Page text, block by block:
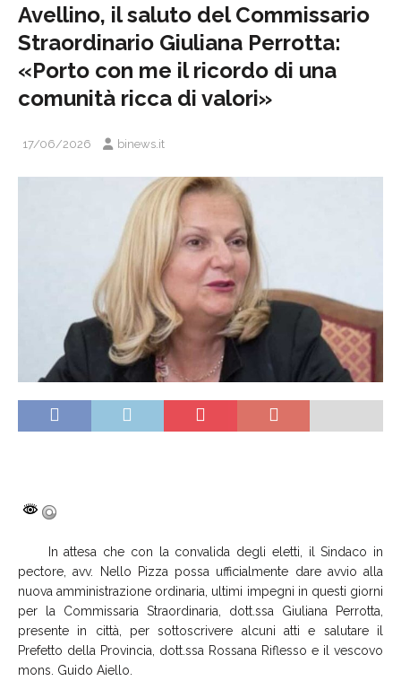
Avellino, il saluto del Commissario
Straordinario Giuliana Perrotta:
«Porto con me il ricordo di una
comunità ricca di valori»
17/06/2026 binews.it
In attesa che con la convalida degli eletti, il Sindaco in
pectore, avv. Nello Pizza possa ufficialmente dare avvio alla
nuova amministrazione ordinaria, ultimi impegni in questi giorni
per la Commissaria Straordinaria, dott.ssa Giuliana Perrotta,
presente in città, per sottoscrivere alcuni atti e salutare il
Prefetto della Provincia, dott.ssa Rossana Riflesso e il vescovo
mons. Guido Aiello.